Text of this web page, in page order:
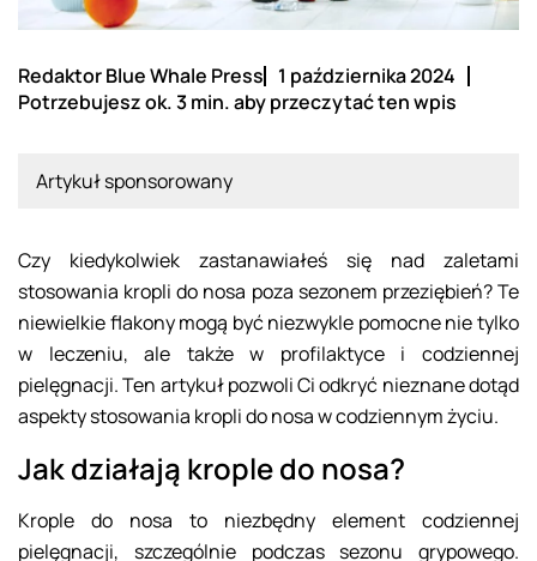
Redaktor Blue Whale Press
1 października 2024
Potrzebujesz ok. 3 min. aby przeczytać ten wpis
Artykuł sponsorowany
Czy kiedykolwiek zastanawiałeś się nad zaletami
stosowania kropli do nosa poza sezonem przeziębień? Te
niewielkie flakony mogą być niezwykle pomocne nie tylko
w leczeniu, ale także w profilaktyce i codziennej
pielęgnacji. Ten artykuł pozwoli Ci odkryć nieznane dotąd
aspekty stosowania kropli do nosa w codziennym życiu.
Jak działają krople do nosa?
Krople do nosa to niezbędny element codziennej
pielęgnacji, szczególnie podczas sezonu grypowego.